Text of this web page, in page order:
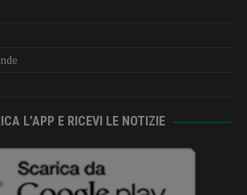
L’APP E RICEVI LE NOTIZIE